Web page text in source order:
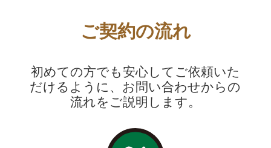
ご契約の流れ
初めての方でも安心してご依頼いた
だけるように、お問い合わせからの
流れをご説明します。